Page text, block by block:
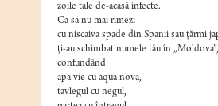
zoile tale de-acasă infecte.
Ca să nu mai rimezi
cu niscaiva spade din Spanii sau ţărmi
ţi-au schimbat numele tău în „Moldova”,
confundând
apa vie cu aqua nova,
tavlegul cu negul,